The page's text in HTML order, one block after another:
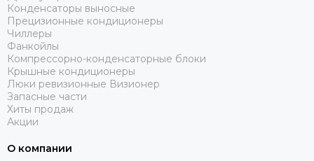
Конденсаторы выносные
Прецизионные кондиционеры
Чиллеры
Фанкойлы
Компрессорно-конденсаторные блоки
Крышные кондиционеры
Люки ревизионные Визионер
Запасные части
Хиты продаж
Акции
О компании